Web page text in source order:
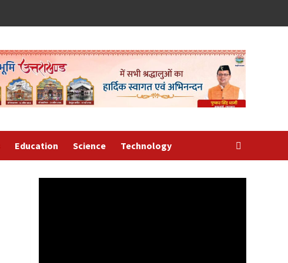
Education Science Technology